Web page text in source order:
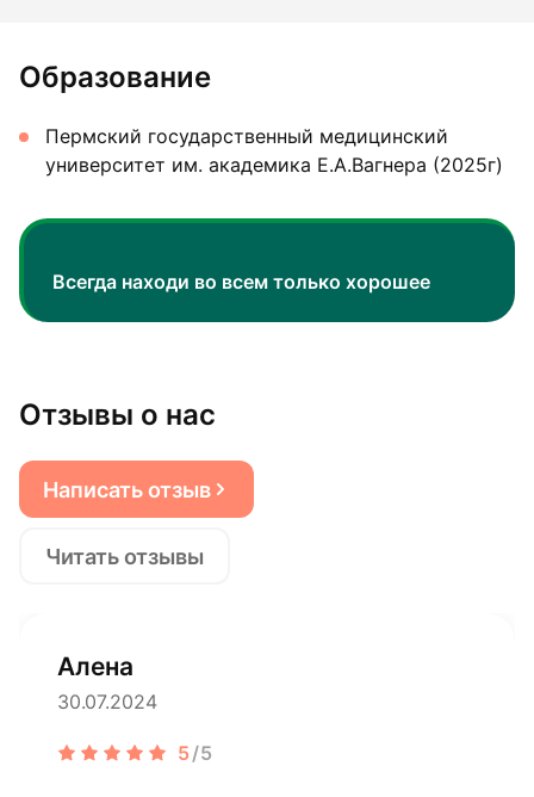
Образование
Пермский государственный медицинский
университет им. академика Е.А.Вагнера (2025г)
Всегда находи во всем только хорошее
Отзывы о нас
Написать отзыв
Читать отзывы
Алена
30.07.2024
5/5